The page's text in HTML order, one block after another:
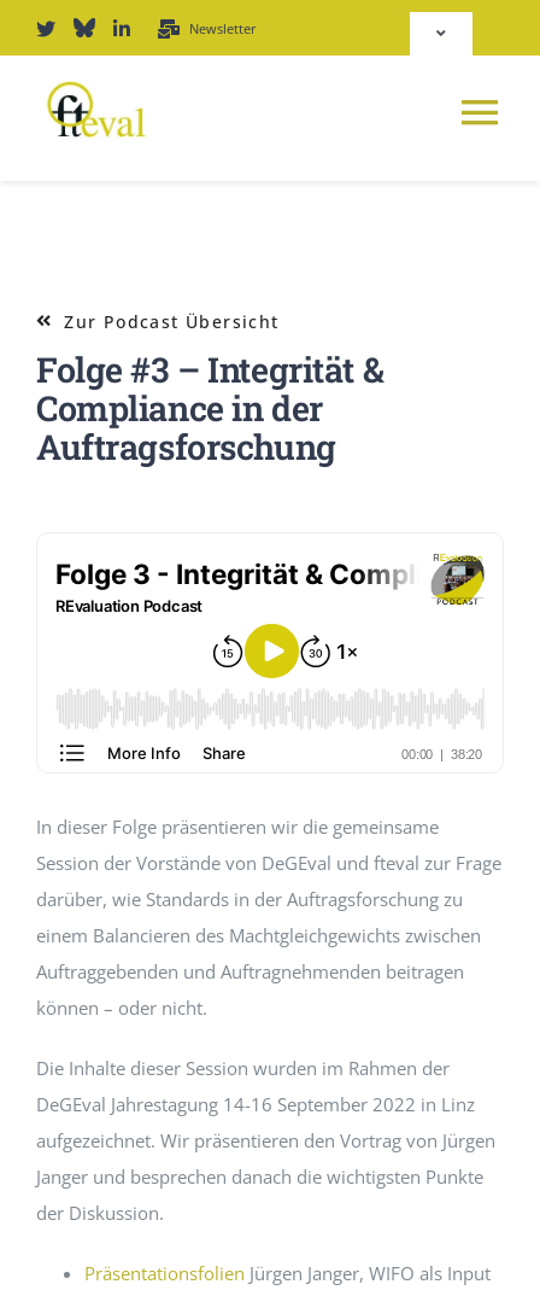
Inhalt
springen
Newsletter
Toggle
Deutsch
Login
JOURNAL
PODCAST
EVENTS
STANDARDS
LESENSWERTES
Zur Podcast Übersicht
Folge #3 – Integrität &
Compliance in der
Auftragsforschung
In dieser Folge präsentieren wir die gemeinsame
Session der Vorstände von DeGEval und fteval zur Frage
darüber, wie Standards in der Auftragsforschung zu
einem Balancieren des Machtgleichgewichts zwischen
Auftraggebenden und Auftragnehmenden beitragen
können – oder nicht.
Die Inhalte dieser Session wurden im Rahmen der
DeGEval Jahrestagung 14-16 September 2022 in Linz
aufgezeichnet. Wir präsentieren den Vortrag von Jürgen
Janger und besprechen danach die wichtigsten Punkte
der Diskussion.
Präsentationsfolien Jürgen Janger, WIFO als Input